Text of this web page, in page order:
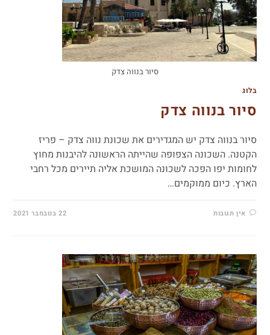
סיור בנווה צדק
בלוג
סיור בנווה צדק
סיור בנווה צדק יש המגדירים את שכונת נווה צדק – פריז
הקטנה. השכונה הצפופה שהייתה הראשונה להיבנות מחוץ
לחומות יפו הפכה לשכונה המושכת אליה תיירים מכל רחבי
הארץ. כיום ממוקמים…
אין תגובות 22 בנובמבר 2021